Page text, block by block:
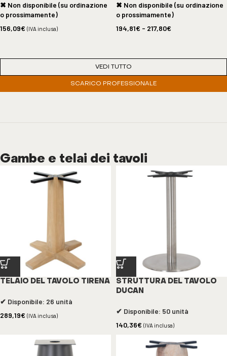
✖ Non disponibile (su ordinazione
o prossimamente)
156,09€ (IVA inclusa)
✖ Non disponibile (su ordinazione
o prossimamente)
194,81€ - 217,80€
VEDI TUTTO
SCARICO PROFESSIONALE
Gambe e telai dei tavoli
TELAIO DEL TAVOLO TIRENA
✔ Disponibile: 26 unità
289,19€ (IVA inclusa)
STRUTTURA DEL TAVOLO
DUCAN
✔ Disponibile: 50 unità
140,36€ (IVA inclusa)